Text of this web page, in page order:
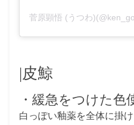
|皮鯨
・緩急をつけた色
白っぽい釉薬を全体に掛